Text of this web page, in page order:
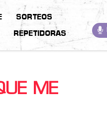
SORTEOS
REPETIDORAS
ME